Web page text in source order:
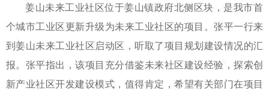
姜山未来工业社区位于姜山镇政府北侧区块，是我市首
个城市工业区更新升级为未来工业社区的项目。张平一行来
到姜山未来工业社区启动区，听取了项目规划建设情况的汇
报。张平指出，该项目充分借鉴未来社区建设经验，探索创
新产业社区开发建设模式，值得肯定，希望有关部门在项目